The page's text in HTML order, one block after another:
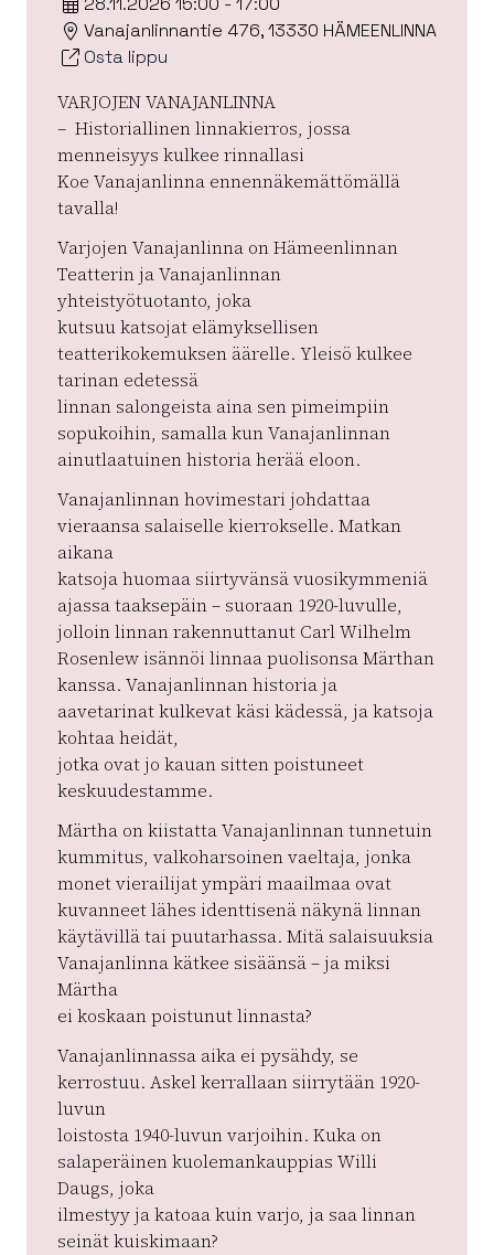
Vanajanlinnantie 476, 13330 HÄMEENLINNA
Osta lippu
VARJOJEN VANAJANLINNA
– Historiallinen linnakierros, jossa
menneisyys kulkee rinnallasi
Koe Vanajanlinna ennennäkemättömällä
tavalla!
Varjojen Vanajanlinna on Hämeenlinnan
Teatterin ja Vanajanlinnan
yhteistyötuotanto, joka
kutsuu katsojat elämyksellisen
teatterikokemuksen äärelle. Yleisö kulkee
tarinan edetessä
linnan salongeista aina sen pimeimpiin
sopukoihin, samalla kun Vanajanlinnan
ainutlaatuinen historia herää eloon.
Vanajanlinnan hovimestari johdattaa
vieraansa salaiselle kierrokselle. Matkan
aikana
katsoja huomaa siirtyvänsä vuosikymmeniä
ajassa taaksepäin – suoraan 1920-luvulle,
jolloin linnan rakennuttanut Carl Wilhelm
Rosenlew isännöi linnaa puolisonsa Märthan
kanssa. Vanajanlinnan historia ja
aavetarinat kulkevat käsi kädessä, ja katsoja
kohtaa heidät,
jotka ovat jo kauan sitten poistuneet
keskuudestamme.
Märtha on kiistatta Vanajanlinnan tunnetuin
kummitus, valkoharsoinen vaeltaja, jonka
monet vierailijat ympäri maailmaa ovat
kuvanneet lähes identtisenä näkynä linnan
käytävillä tai puutarhassa. Mitä salaisuuksia
Vanajanlinna kätkee sisäänsä – ja miksi
Märtha
ei koskaan poistunut linnasta?
Vanajanlinnassa aika ei pysähdy, se
kerrostuu. Askel kerrallaan siirrytään 1920-
luvun
loistosta 1940-luvun varjoihin. Kuka on
salaperäinen kuolemankauppias Willi
Daugs, joka
ilmestyy ja katoaa kuin varjo, ja saa linnan
seinät kuiskimaan?